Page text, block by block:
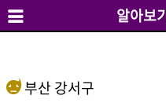
알아보
부산 강서구